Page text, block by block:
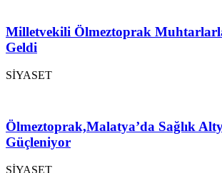
Milletvekili Ölmeztoprak
Geldi
SİYASET
Ölmeztoprak,Malatya’da Sağlık
Güçleniyor
SİYASET